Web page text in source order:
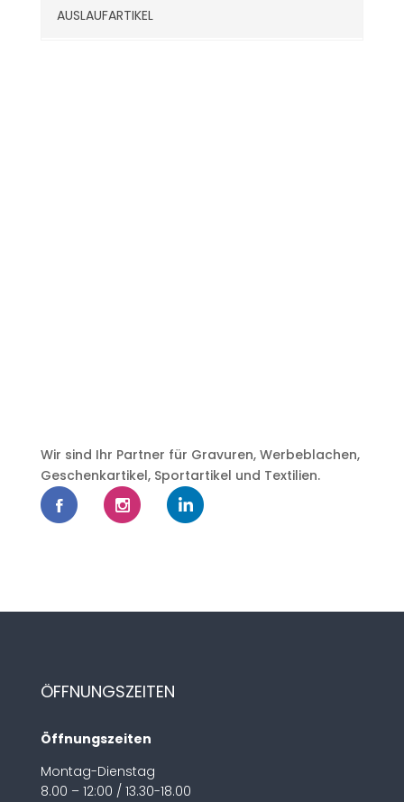
AUSLAUFARTIKEL
Wir sind Ihr Partner für Gravuren, Werbeblachen,
Geschenkartikel, Sportartikel und Textilien.
ÖFFNUNGSZEITEN
Öffnungszeiten
Montag-Dienstag
8.00 – 12:00 / 13.30-18.00